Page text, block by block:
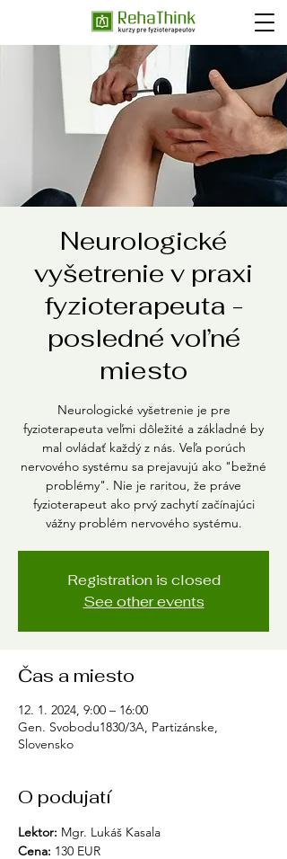
Neurologické
vyšetrenie v praxi
fyzioterapeuta -
posledné voľné
miesto
Neurologické vyšetrenie je pre
fyzioterapeuta veľmi dôležité a základné by
mal ovládať každý z nás. Veľa porúch
nervového systému sa prejavujú ako "bežné
problémy". Nie je raritou, že práve
fyzioterapeut ako prvý zachytí začínajúci
vážny problém nervového systému.
Registration is closed
See other events
Čas a miesto
12. 1. 2024, 9:00 – 16:00
Gen. Svobodu1830/3A, Partizánske,
Slovensko
O podujatí
Lektor: Mgr. Lukáš Kasala
Cena: 130 EUR